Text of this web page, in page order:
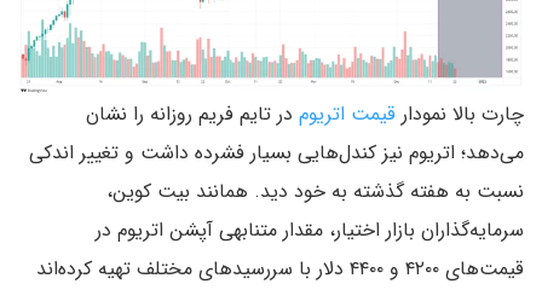
چارت بالا نمودار قیمت اتریوم در تایم فریم روزانه را نشان
می‌دهد؛ اتریوم نیز کندل‌هایی بسیار فشرده داشت و تغییر اندکی
نسبت به هفته گذشته به خود دید. همانند بیت کوین،
سرمایه‌گذاران بازار اختیار، مقدار متنابهی آپشن اتریوم در
قیمت‌های ۴۲۰۰ و ۴۴۰۰ دلار با سررسیدهای مختلف تهیه کرده‌اند